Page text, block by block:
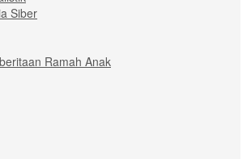
Siber
Ramah Anak